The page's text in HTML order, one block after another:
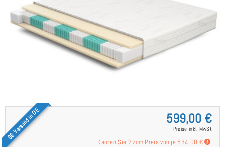
0€ Versand in DE 599,00 €
Preise inkl. MwSt
Kaufen Sie 2 zum Preis von je 584,00 €